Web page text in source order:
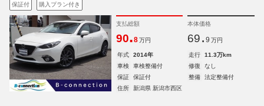
保証付 購入プラン付き
支払総額
90.8 万円
本体価格
69. 9 万円
年式 2014年 走行
11.3万km
車検
車検整備付 修復
なし
保証
保証付 整備
法定整備付
住所
新潟県 新潟市西区